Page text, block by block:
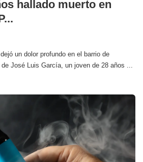
hallado muerto en
un dolor profundo en el barrio de
José Luis García, un joven de 28 años ...